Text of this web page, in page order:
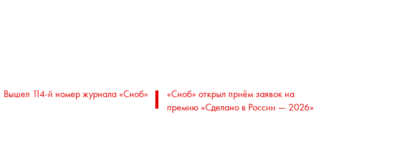
Вышел 114-й номер журнала «Сноб»
«Сноб» открыл приём заявок на
премию «Сделано в России — 2026»